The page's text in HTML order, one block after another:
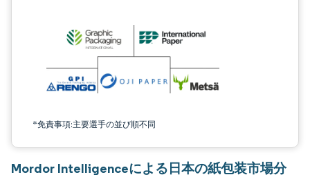
*免責事項:主要選手の並び順不同
Mordor Intelligenceによる日本の紙包装市場分